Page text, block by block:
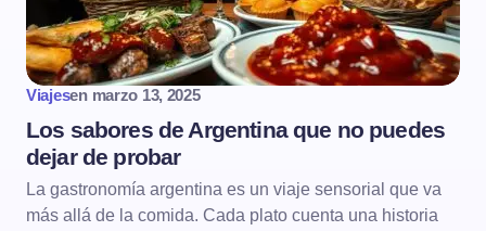
Viajesen marzo 13, 2025
Los sabores de Argentina que no puedes
dejar de probar
La gastronomía argentina es un viaje sensorial que va
más allá de la comida. Cada plato cuenta una historia